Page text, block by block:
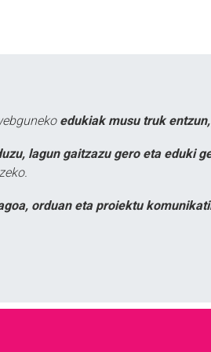
edukiak musu truk
lagun gaitzazu gero eta eduki
orduan eta proiektu